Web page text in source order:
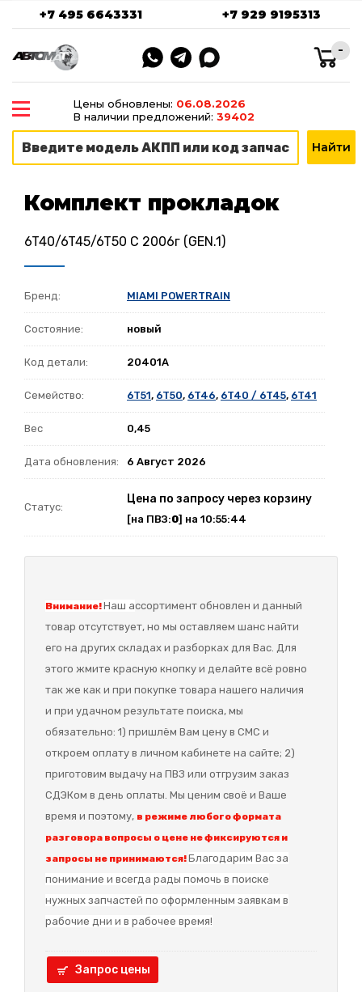
+7 495 6643331 +7 929 9195313
-
Цены обновлены: 06.08.2026
В наличии предложений: 39402
Комплект прокладок
6T40/6T45/6T50 C 2006г (GEN.1)
Бренд: MIAMI POWERTRAIN
Состояние: новый
Код детали: 20401A
Семейство: 6T51, 6T50, 6T46, 6T40 / 6T45, 6T41
Вес 0,45
Дата обновления: 6 Август 2026
Статус:
Цена по запросу через корзину
[на ПВЗ:0] на 10:55:44
Внимание!Наш ассортимент обновлен и данный
товар отсутствует, но мы оставляем шанс найти
его на других складах и разборках для Вас. Для
этого жмите красную кнопку и делайте всё ровно
так же как и при покупке товара нашего наличия
и при удачном результате поиска, мы
обязательно: 1) пришлём Вам цену в СМС и
откроем оплату в личном кабинете на сайте; 2)
приготовим выдачу на ПВЗ или отгрузим заказ
СДЭКом в день оплаты. Мы ценим своё и Ваше
время и поэтому, в режиме любого формата
разговора вопросы о цене не фиксируются и
запросы не принимаются!Благодарим Вас за
понимание и всегда рады помочь в поиске
нужных запчастей по оформленным заявкам в
рабочие дни и в рабочее время!
Запрос цены